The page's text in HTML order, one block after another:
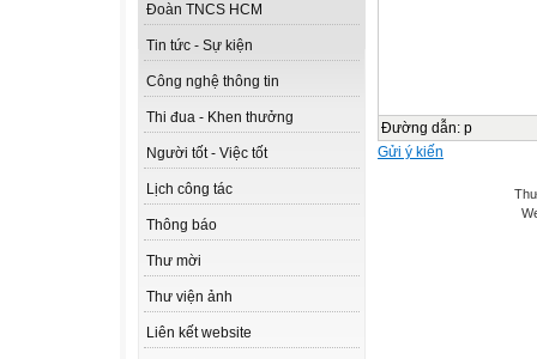
Đoàn TNCS HCM
Tin tức - Sự kiện
Công nghệ thông tin
Thi đua - Khen thưởng
Người tốt - Việc tốt
Lịch công tác
Thông báo
Thư mời
Thư viện ảnh
Liên kết website
Đường dẫn: p
Gửi ý kiến